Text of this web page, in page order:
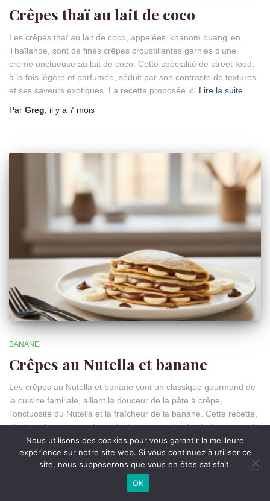
Crêpes thaï au lait de coco
Les crêpes thaï au lait de coco, appelées ‘khanom buang’ en
Thaïlande, sont de fines crêpes croustillantes garnies d’une
crème onctueuse au lait de coco. Cette spécialité de street food,
à la fois légère et parfumée, séduit par son contraste de textures
et ses saveurs exotiques. La recette proposée ici Lire la suite
Par Greg , il y a 7 mois
BANANE
Crêpes au Nutella et banane
Les crêpes au Nutella et banane sont un classique gourmand de
la cuisine familiale, alliant la douceur de la pâte à crêpe,
l’onctuosité du Nutella et la fraîcheur de la banane. Cette recette,
d’origine française, est appréciée pour sa simplicité et sa capacité
à réunir petits et grands autour d’un Lire la suite
Greg
Nous utilisons des cookies pour vous garantir la meilleure
expérience sur notre site web. Si vous continuez à utiliser ce
site, nous supposerons que vous en êtes satisfait.
OK